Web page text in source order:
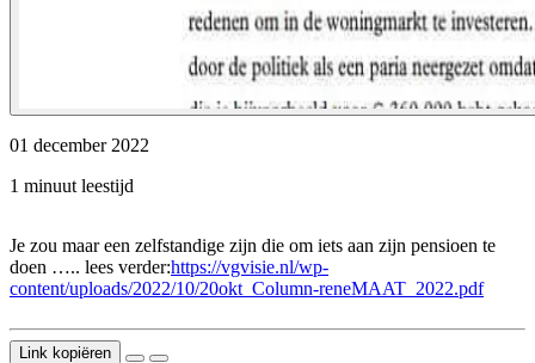
01 december 2022
1 minuut leestijd
Je zou maar een zelfstandige zijn die om iets aan zijn pensioen te
doen ….. lees verder:https://vgvisie.nl/wp-
content/uploads/2022/10/20okt_Column-reneMAAT_2022.pdf
Link kopiëren